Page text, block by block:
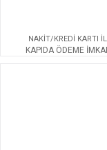
NAKİT/KREDİ KARTI
KAPIDA ÖDEME